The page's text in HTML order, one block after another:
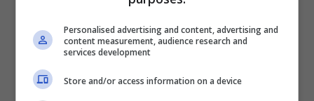
preparati con materie prime locali.
Personalised advertising and content, advertising and
content measurement, audience research and
services development
Store and/or access information on a device